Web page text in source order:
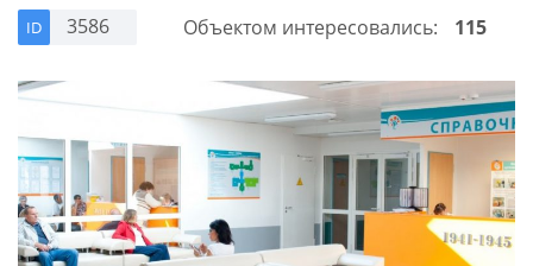
ID 3586 Объектом интересовались: 115